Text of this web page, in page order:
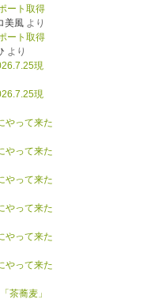
ート取得
美風より
ート取得
より
現
現
やって来た
やって来た
やって来た
やって来た
やって来た
やって来た
茶蕎麦」